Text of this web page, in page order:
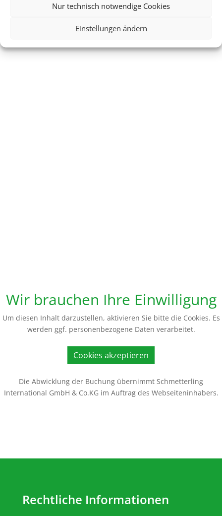
Nur technisch notwendige Cookies
Einstellungen ändern
Wir brauchen Ihre Einwilligung
Um diesen Inhalt darzustellen, aktivieren Sie bitte die Cookies. Es
werden ggf. personenbezogene Daten verarbeitet.
Cookies akzeptieren
Die Abwicklung der Buchung übernimmt Schmetterling
International GmbH & Co.KG im Auftrag des Webseiteninhabers.
Rechtliche Informationen